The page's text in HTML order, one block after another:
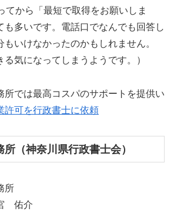
てから「最短で取得をお願いしま
も多いです。電話口でなんでも回答し
いけなかったのかもしれません。
る気になってしまうようです。）
所では最高コスパのサポートを提供い
許可を行政書士に依頼
（神奈川県行政書士会）
所
佑介